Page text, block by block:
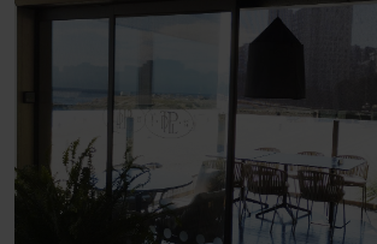
Proyectos
Sobre nosotros
ES
900827700
manusa@manusa.com